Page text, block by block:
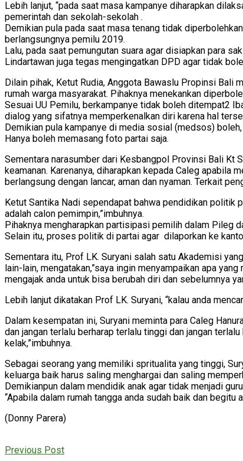
Lebih lanjut, “pada saat masa kampanye diharapkan
pemerintah dan sekolah-sekolah .
Demikian pula pada saat masa tenang tidak
berlangsungnya pemilu 2019.
Lalu, pada saat pemungutan suara agar disiapkan para
Lindartawan juga tegas mengingatkan DPD agar tidak
Dilain pihak, Ketut Rudia, Anggota Bawaslu Propinsi Bali
rumah warga masyarakat. Pihaknya menekankan
Sesuai UU Pemilu, berkampanye tidak boleh ditempat2
dialog yang sifatnya memperkenalkan diri karena hal
Demikian pula kampanye di media sosial (medsos)
Hanya boleh memasang foto partai saja.
Sementara narasumber dari Kesbangpol Provinsi Bali Kt
keamanan. Karenanya, diharapkan kepada Caleg apabila
berlangsung dengan lancar, aman dan nyaman. Terkait
Ketut Santika Nadi sependapat bahwa pendidikan politik
adalah calon pemimpin,”imbuhnya.
Pihaknya mengharapkan partisipasi pemilih dalam Pileg
Selain itu, proses politik di partai agar dilaporkan ke
Sementara itu, Prof LK. Suryani salah satu Akademisi
lain-lain, mengatakan,”saya ingin menyampaikan apa
mengajak anda untuk bisa berubah diri dan sebelumnya
Lebih lanjut dikatakan Prof LK. Suryani, “kalau anda
Dalam kesempatan ini, Suryani meminta para Caleg
dan jangan terlalu berharap terlalu tinggi dan jangan
kelak,”imbuhnya.
Sebagai seorang yang memiliki spritualita yang tinggi,
keluarga baik harus saling menghargai dan saling
Demikianpun dalam mendidik anak agar tidak menjadi
“Apabila dalam rumah tangga anda sudah baik dan begitu
(Donny Parera)
Previous Post